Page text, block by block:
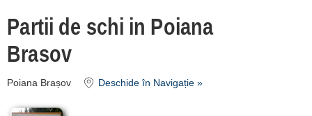
Partii de schi in Poiana
Brasov
Poiana Brașov Deschide în Navigație »